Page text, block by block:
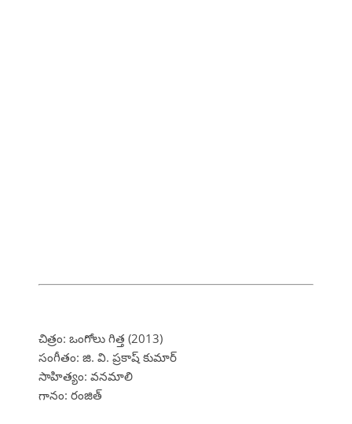
చిత్రం: ఒంగోలు గిత్త (2013)
సంగీతం: జి. వి. ప్రకాష్ కుమార్
సాహిత్యం: వనమాలి
గానం: రంజిత్